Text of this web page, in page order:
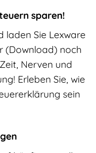
sparen!
laden Sie Lexware
(Download) noch
Nerven und
Erleben Sie, wie
sein